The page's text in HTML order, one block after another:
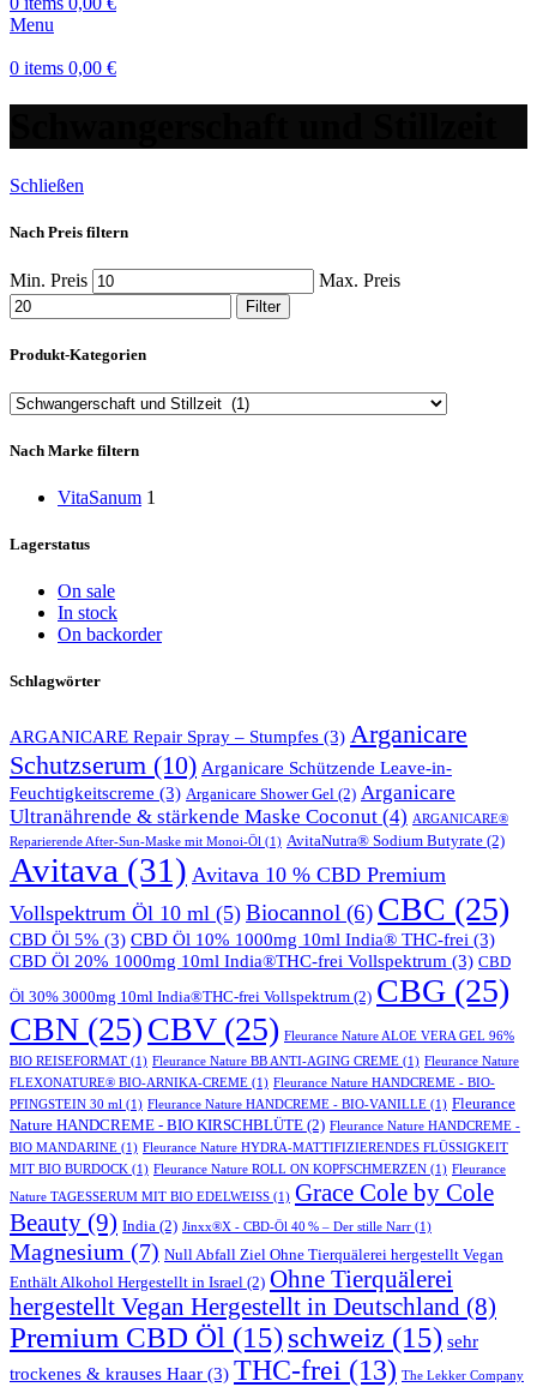
Menu
0 items 0,00 €
Schließen
Nach Preis filtern
Min. Preis Max. Preis
Filter
Produkt-Kategorien
Nach Marke filtern
VitaSanum 1
Lagerstatus
On sale
In stock
On backorder
Schlagwörter
ARGANICARE Repair Spray – Stumpfes (3) Arganicare
Schutzserum (10) Arganicare Schützende Leave-in-
Feuchtigkeitscreme (3) Arganicare Shower Gel (2) Arganicare
Ultranährende & stärkende Maske Coconut (4) ARGANICARE®
Reparierende After-Sun-Maske mit Monoi-Öl (1) AvitaNutra® Sodium Butyrate (2)
Avitava (31) Avitava 10 % CBD Premium
Vollspektrum Öl 10 ml (5) Biocannol (6) CBC (25)
CBD Öl 5% (3) CBD Öl 10% 1000mg 10ml India® THC-frei (3)
CBD Öl 20% 1000mg 10ml India®THC-frei Vollspektrum (3) CBD
Öl 30% 3000mg 10ml India®THC-frei Vollspektrum (2) CBG (25)
CBN (25)CBV(25) Fleurance Nature ALOE VERA GEL 96%
BIO REISEFORMAT (1) Fleurance Nature BB ANTI-AGING CREME (1) Fleurance Nature
FLEXONATURE® BIO-ARNIKA-CREME (1) Fleurance Nature HANDCREME - BIO-
PFINGSTEIN 30 ml (1) Fleurance Nature HANDCREME - BIO-VANILLE (1) Fleurance
Nature HANDCREME - BIO KIRSCHBLÜTE (2) Fleurance Nature HANDCREME -
BIO MANDARINE (1) Fleurance Nature HYDRA-MATTIFIZIERENDES FLÜSSIGKEIT
MIT BIO BURDOCK (1) Fleurance Nature ROLL ON KOPFSCHMERZEN (1) Fleurance
Nature TAGESSERUM MIT BIO EDELWEISS (1) Grace Cole by Cole
Beauty (9) India (2) Jinxx®X - CBD-Öl 40 % – Der stille Narr (1)
Magnesium (7) Null Abfall Ziel Ohne Tierquälerei hergestellt Vegan
Enthält Alkohol Hergestellt in Israel (2) Ohne Tierquälerei
hergestellt Vegan Hergestellt in Deutschland (8)
Premium CBD Öl (15)schweiz (15) sehr
trockenes & krauses Haar (3) THC-frei (13) The Lekker Company